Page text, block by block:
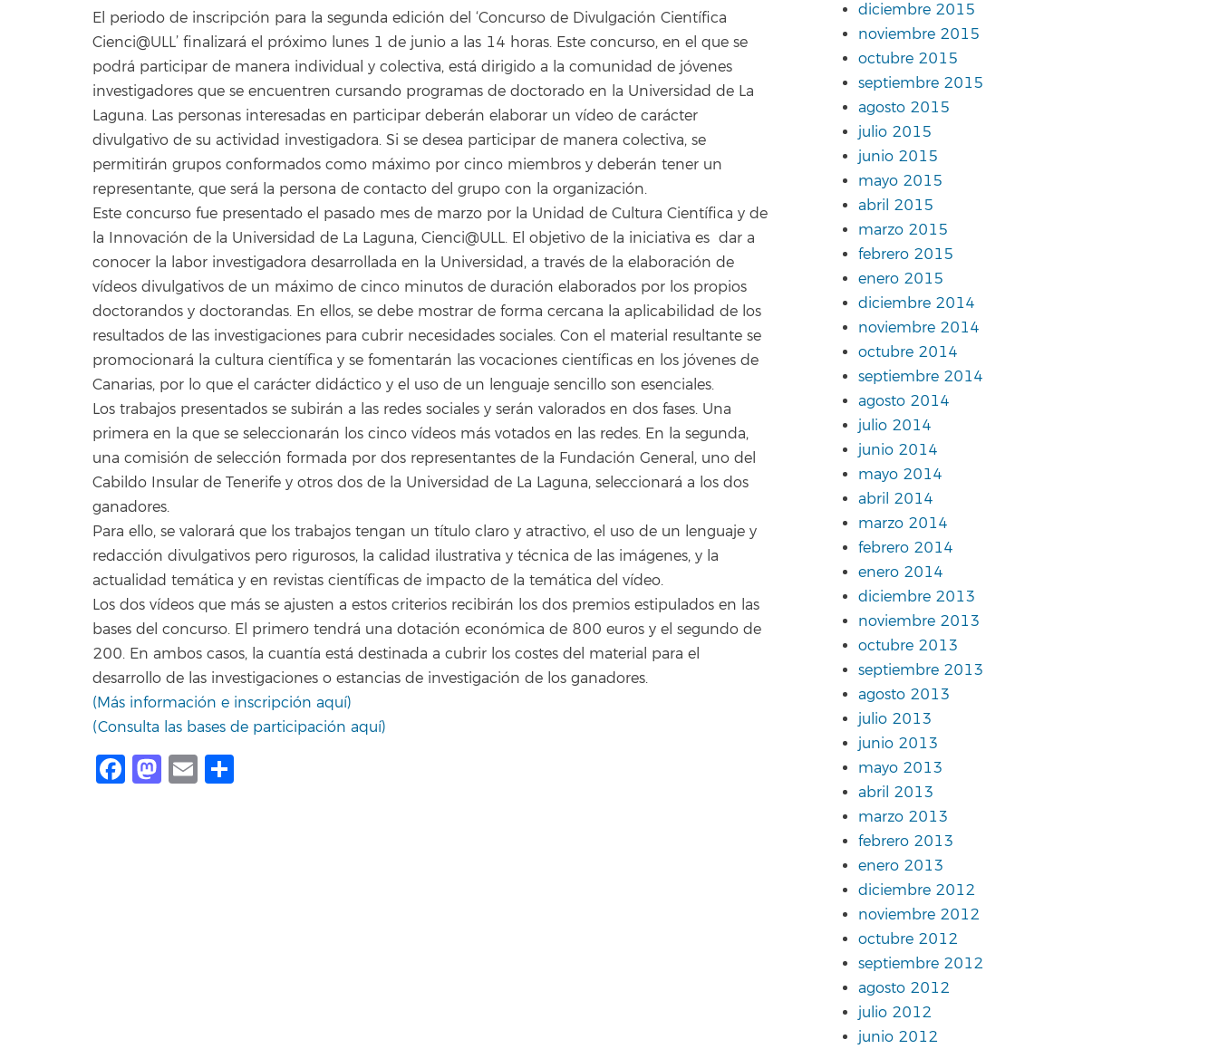
El periodo de inscripción para la segunda edición del ‘Concurso de Divulgación Científica
Cienci@ULL’ finalizará el próximo lunes 1 de junio a las 14 horas. Este concurso, en el que se
podrá participar de manera individual y colectiva, está dirigido a la comunidad de jóvenes
investigadores que se encuentren cursando programas de doctorado en la Universidad de La
Laguna. Las personas interesadas en participar deberán elaborar un vídeo de carácter
divulgativo de su actividad investigadora. Si se desea participar de manera colectiva, se
permitirán grupos conformados como máximo por cinco miembros y deberán tener un
representante, que será la persona de contacto del grupo con la organización.
Este concurso fue presentado el pasado mes de marzo por la Unidad de Cultura Científica y de
la Innovación de la Universidad de La Laguna, Cienci@ULL. El objetivo de la iniciativa es dar a
conocer la labor investigadora desarrollada en la Universidad, a través de la elaboración de
vídeos divulgativos de un máximo de cinco minutos de duración elaborados por los propios
doctorandos y doctorandas. En ellos, se debe mostrar de forma cercana la aplicabilidad de los
resultados de las investigaciones para cubrir necesidades sociales. Con el material resultante se
promocionará la cultura científica y se fomentarán las vocaciones científicas en los jóvenes de
Canarias, por lo que el carácter didáctico y el uso de un lenguaje sencillo son esenciales.
Los trabajos presentados se subirán a las redes sociales y serán valorados en dos fases. Una
primera en la que se seleccionarán los cinco vídeos más votados en las redes. En la segunda,
una comisión de selección formada por dos representantes de la Fundación General, uno del
Cabildo Insular de Tenerife y otros dos de la Universidad de La Laguna, seleccionará a los dos
ganadores.
Para ello, se valorará que los trabajos tengan un título claro y atractivo, el uso de un lenguaje y
redacción divulgativos pero rigurosos, la calidad ilustrativa y técnica de las imágenes, y la
actualidad temática y en revistas científicas de impacto de la temática del vídeo.
Los dos vídeos que más se ajusten a estos criterios recibirán los dos premios estipulados en las
bases del concurso. El primero tendrá una dotación económica de 800 euros y el segundo de
200. En ambos casos, la cuantía está destinada a cubrir los costes del material para el
desarrollo de las investigaciones o estancias de investigación de los ganadores.
(Más información e inscripción aquí)
(Consulta las bases de participación aquí)
Facebook
Mastodon
Email
diciembre 2015
noviembre 2015
octubre 2015
septiembre 2015
agosto 2015
julio 2015
junio 2015
mayo 2015
abril 2015
marzo 2015
febrero 2015
enero 2015
diciembre 2014
noviembre 2014
octubre 2014
septiembre 2014
agosto 2014
julio 2014
junio 2014
mayo 2014
abril 2014
marzo 2014
febrero 2014
enero 2014
diciembre 2013
noviembre 2013
octubre 2013
septiembre 2013
agosto 2013
julio 2013
junio 2013
mayo 2013
abril 2013
marzo 2013
febrero 2013
enero 2013
diciembre 2012
noviembre 2012
octubre 2012
septiembre 2012
agosto 2012
julio 2012
junio 2012